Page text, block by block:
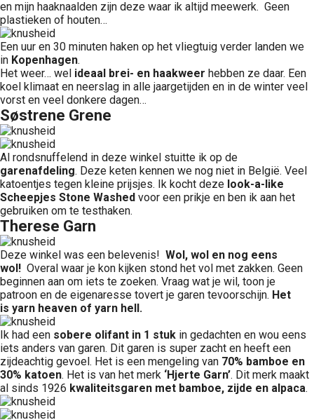
en mijn haaknaalden zijn deze waar ik altijd meewerk. Geen
plastieken of houten…
Een uur en 30 minuten haken op het vliegtuig verder landen we
in Kopenhagen.
Het weer… wel ideaal brei- en haakweer hebben ze daar. Een
koel klimaat en neerslag in alle jaargetijden en in de winter veel
vorst en veel donkere dagen…
Søstrene Grene
Al rondsnuffelend in deze winkel stuitte ik op de
garenafdeling. Deze keten kennen we nog niet in België. Veel
katoentjes tegen kleine prijsjes. Ik kocht deze look-a-like
Scheepjes Stone Washed voor een prikje en ben ik aan het
gebruiken om te testhaken.
Therese Garn
Deze winkel was een belevenis! Wol, wol en nog eens
wol! Overal waar je kon kijken stond het vol met zakken. Geen
beginnen aan om iets te zoeken. Vraag wat je wil, toon je
patroon en de eigenaresse tovert je garen tevoorschijn. Het
is yarn heaven of yarn hell.
Ik had een sobere olifant in 1 stuk in gedachten en wou eens
iets anders van garen. Dit garen is super zacht en heeft een
zijdeachtig gevoel. Het is een mengeling van 70% bamboe en
30% katoen. Het is van het merk ‘Hjerte Garn’. Dit merk maakt
al sinds 1926 kwaliteitsgaren met bamboe, zijde en alpaca.